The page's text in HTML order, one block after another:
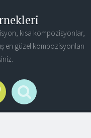
kısa kompozisyonlar,
en güzel kompozisyonları
Links
Search